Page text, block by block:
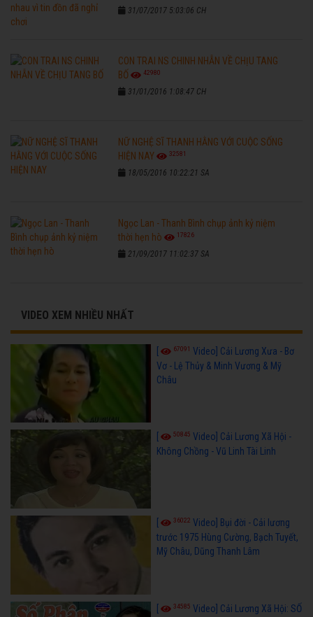
31/07/2017 5:03:06 CH
CON TRAI NS CHINH NHẪN VỀ CHỊU TANG
BỐ
42980
31/01/2016 1:08:47 CH
NỮ NGHỆ SĨ THANH HẰNG VỚI CUỘC SỐNG
HIỆN NAY
32581
18/05/2016 10:22:21 SA
Ngọc Lan - Thanh Bình chụp ảnh kỷ niệm
thời hẹn hò
17826
21/09/2017 11:02:37 SA
VIDEO XEM NHIỀU NHẤT
[ 67091 Video] Cải Lương Xưa - Bơ
Vơ - Lệ Thủy & Minh Vương & Mỹ
Châu
50845 Video] Cải Lương Xã Hội -
Không Chồng - Vũ Linh Tài Linh
36022 Video] Bụi đời - Cải lương
trước 1975 Hùng Cường, Bạch Tuyết,
Mỹ Châu, Dũng Thanh Lâm
34585 Video] Cải Lương Xã Hội: SỐ